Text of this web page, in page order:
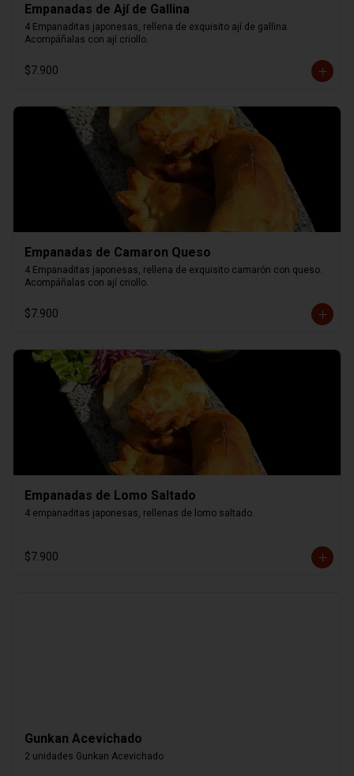
Empanadas de Ají de Gallina
4 Empanaditas japonesas, rellena de exquisito ají de gallina.
Acompáñalas con ají criollo.
$7.900
Empanadas de Camaron Queso
4 Empanaditas japonesas, rellena de exquisito camarón con queso.
Acompáñalas con ají criollo.
$7.900
Empanadas de Lomo Saltado
4 empanaditas japonesas, rellenas de lomo saltado.
$7.900
Gunkan Acevichado
2 unidades Gunkan Acevichado